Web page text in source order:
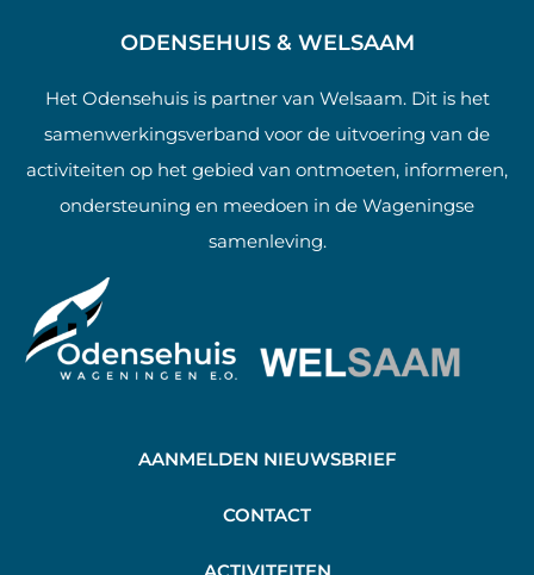
ODENSEHUIS & WELSAAM
Het Odensehuis is partner van Welsaam. Dit is het
samenwerkingsverband voor de uitvoering van de
activiteiten op het gebied van ontmoeten, informeren,
ondersteuning en meedoen in de Wageningse
samenleving.
AANMELDEN NIEUWSBRIEF
CONTACT